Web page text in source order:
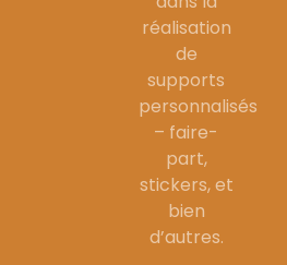
réalisation
de
supports
personnalisés
– faire-
part,
stickers, et
bien
d’autres.